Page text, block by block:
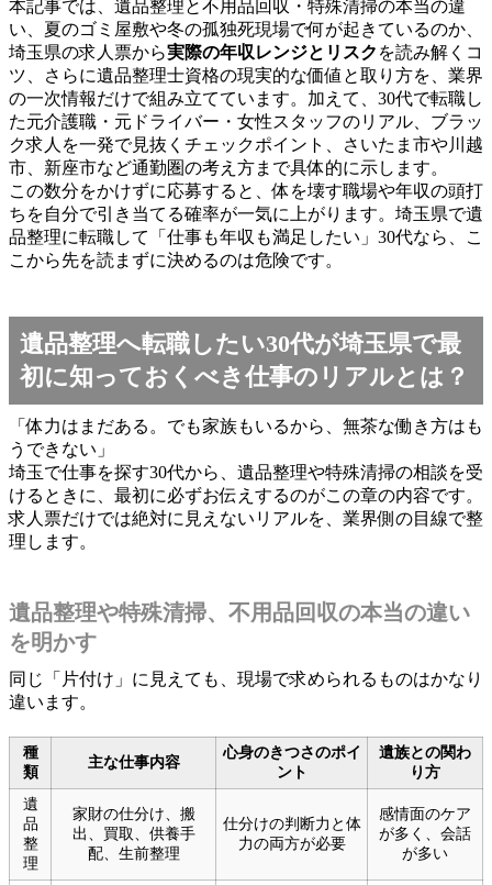
本記事では、遺品整理と不用品回収・特殊清掃の本当の違
い、夏のゴミ屋敷や冬の孤独死現場で何が起きているのか、
埼玉県の求人票から実際の年収レンジとリスク を読み解くコ
ツ、さらに遺品整理士資格の現実的な価値と取り方を、業界
の一次情報だけで組み立てています。加えて、30代で転職し
た元介護職・元ドライバー・女性スタッフのリアル、ブラッ
ク求人を一発で見抜くチェックポイント、さいたま市や川越
市、新座市など通勤圏の考え方まで具体的に示します。
この数分をかけずに応募すると、体を壊す職場や年収の頭打
ちを自分で引き当てる確率が一気に上がります。埼玉県で遺
品整理に転職して「仕事も年収も満足したい」30代なら、こ
こから先を読まずに決めるのは危険です。
遺品整理へ転職したい30代が埼玉県で最
初に知っておくべき仕事のリアルとは？
「体力はまだある。でも家族もいるから、無茶な働き方はも
うできない」
埼玉で仕事を探す30代から、遺品整理や特殊清掃の相談を受
けるときに、最初に必ずお伝えするのがこの章の内容です。
求人票だけでは絶対に見えないリアルを、業界側の目線で整
理します。
遺品整理や特殊清掃、不用品回収の本当の違い
を明かす
同じ「片付け」に見えても、現場で求められるものはかなり
違います。
種
類
主な仕事内容
心身のきつさのポイ
ント
遺族との関わ
り方
遺
品
整
理
家財の仕分け、搬
出、買取、供養手
配、生前整理
仕分けの判断力と体
力の両方が必要
感情面のケア
が多く、会話
が多い